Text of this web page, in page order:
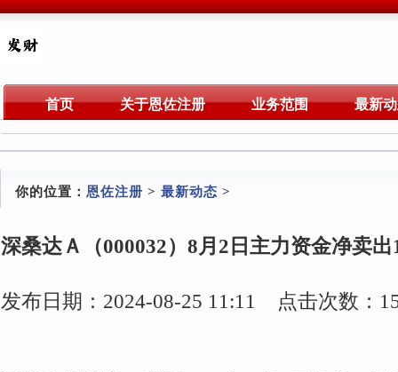
首页 关于恩佐注册 业务范围 最新
你的位置： 恩佐注册 > 最新动态 >
深桑达Ａ（000032）8月2日主力资金净卖出
发布日期：2024-08-25 11:11 点击次数：